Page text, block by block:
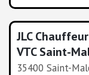
JLC
VTC Saint-
35400 Saint-